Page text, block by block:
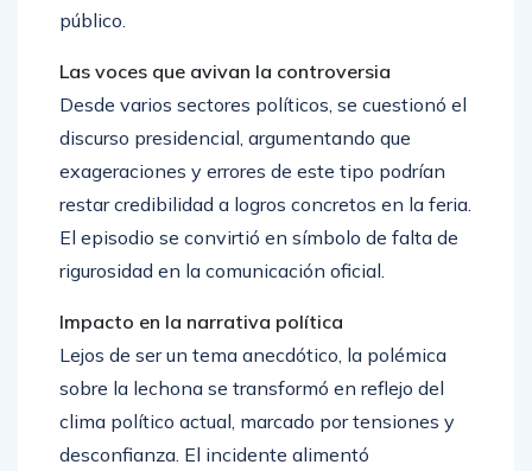
público.
Las voces que avivan la controversia
Desde varios sectores políticos, se cuestionó el
discurso presidencial, argumentando que
exageraciones y errores de este tipo podrían
restar credibilidad a logros concretos en la feria.
El episodio se convirtió en símbolo de falta de
rigurosidad en la comunicación oficial.
Impacto en la narrativa política
Lejos de ser un tema anecdótico, la polémica
sobre la lechona se transformó en reflejo del
clima político actual, marcado por tensiones y
desconfianza. El incidente alimentó